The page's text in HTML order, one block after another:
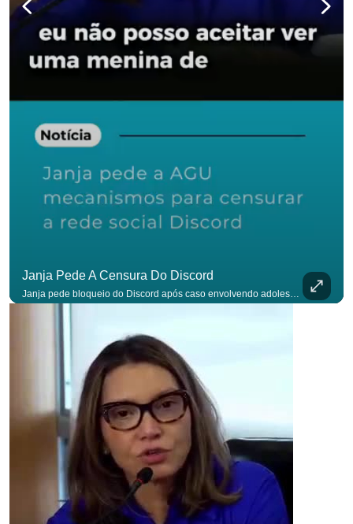
Janja Pede A Censura Do Discord
Janja pede bloqueio do Discord após caso envolvendo adolescente: “Precisamos tirar do ar”. #OAntagonista Se você busca informação com credibilidade, inscreva-se agora e ative o